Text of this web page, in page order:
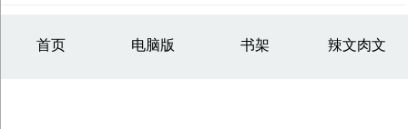
首页 电脑版 书架 辣文肉文